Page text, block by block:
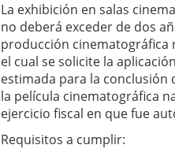
La exhibición en salas
no deberá exceder de dos
producción cinematográfica
el cual se solicite la
estimada para la conclusión
la película cinematográfica
ejercicio fiscal en que fue
Requisitos a cumplir: